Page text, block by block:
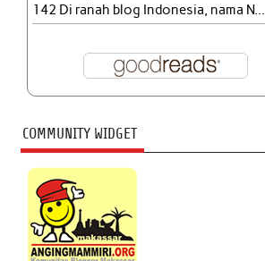
142 Di ranah blog Indonesia, nama N...
COMMUNITY WIDGET